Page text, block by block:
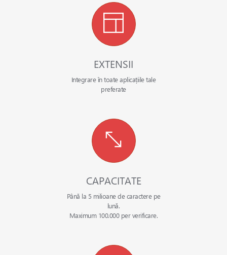
EXTENSII
Integrare în toate aplicațiile tale
preferate
CAPACITATE
Până la 5 milioane de caractere pe
lună.
Maximum 100.000 per verificare.